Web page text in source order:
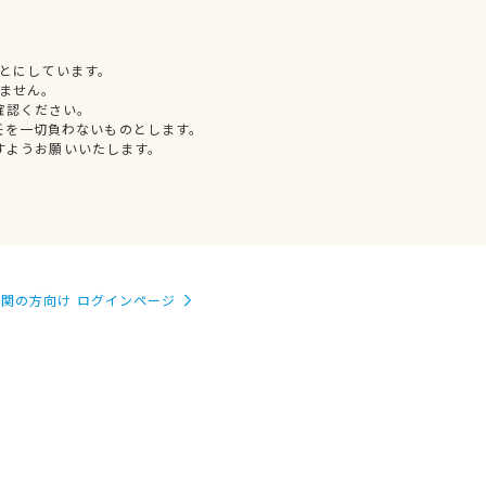
しています。
せん。
ください。
一切負わないものとします。
うお願いいたします。
の方向け ログインページ